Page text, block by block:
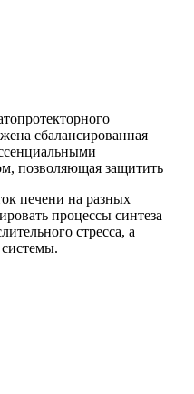
сбалансированная
позволяющая защитить
печени на разных
процессы синтеза
стресса, а